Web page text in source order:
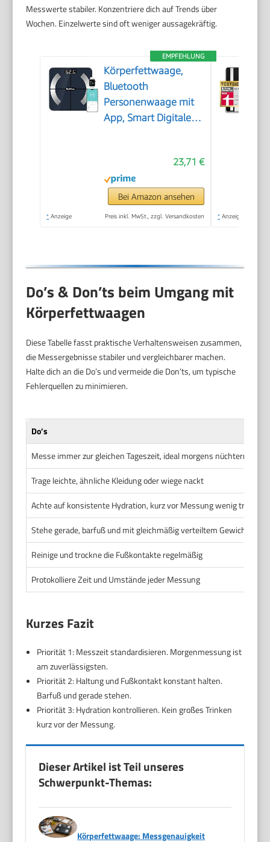
Messwerte stabiler. Konzentriere dich auf Trends über
Wochen. Einzelwerte sind oft weniger aussagekräftig.
EMPFEHLUNG
Körperfettwaage,
Bluetooth
Personenwaage mit
App, Smart Digitale
Muskelmasse, Wasser,
Protein,
Skelettmuskel,
Knochengewicht,
23,71 €
Bei Amazon ansehen
* Anzeige Preis inkl. MwSt., zzgl. Versandkosten * Anzeige
Do’s & Don’ts beim Umgang mit
Körperfettwaagen
Diese Tabelle fasst praktische Verhaltensweisen zusammen,
die Messergebnisse stabiler und vergleichbarer machen.
Halte dich an die Do’s und vermeide die Don’ts, um typische
Fehlerquellen zu minimieren.
Do’s
Messe immer zur gleichen Tageszeit, ideal morgens nüchtern
Trage leichte, ähnliche Kleidung oder wiege nackt
Achte auf konsistente Hydration, kurz vor Messung wenig trinken
Stehe gerade, barfuß und mit gleichmäßig verteiltem Gewicht
Reinige und trockne die Fußkontakte regelmäßig
Protokolliere Zeit und Umstände jeder Messung
Kurzes Fazit
Priorität 1: Messzeit standardisieren. Morgenmessung ist
am zuverlässigsten.
Priorität 2: Haltung und Fußkontakt konstant halten.
Barfuß und gerade stehen.
Priorität 3: Hydration kontrollieren. Kein großes Trinken
kurz vor der Messung.
Dieser Artikel ist Teil unseres
Schwerpunkt-Themas:
Körperfettwaage: Messgenauigkeit